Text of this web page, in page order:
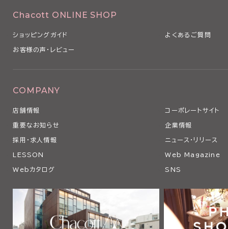
Chacott ONLINE SHOP
ショッピングガイド よくあるご質問
お客様の声・レビュー
COMPANY
店舗情報 コーポレートサイト
重要なお知らせ 企業情報
採用・求人情報 ニュース・リリース
LESSON Web Magazine
Webカタログ SNS